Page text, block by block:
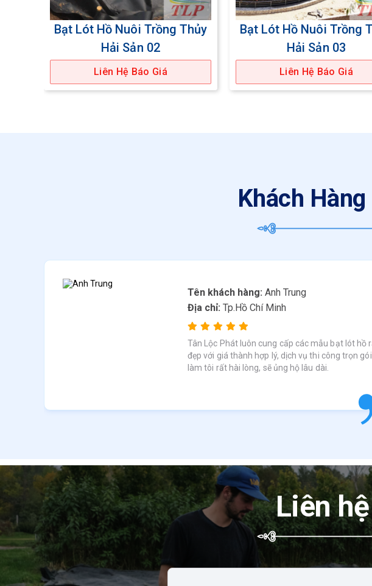
Bạt Lót Hồ Nuôi Trồng Thủy
Hải Sản 03
Liên Hệ Báo Giá
Bạt Lót Hồ Nuôi Trồng
Hải Sản 04
Liên Hệ Báo Giá
Khách
Tên khách hàng: Anh Trung
Địa chỉ: Tp.Hồ Chí Minh
Tân Lộc Phát luôn cung cấp các mẫu bạt lót hồ
đẹp với giá thành hợp lý, dịch vụ thi công trọn gói
làm tôi rất hài lòng, sẽ ủng hộ lâu dài.
Liên